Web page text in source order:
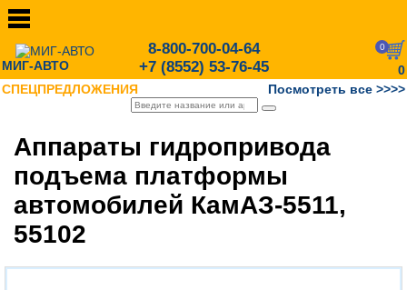
МИГ-АВТО
8-800-700-04-64
+7 (8552) 53-76-45
0
0
СПЕЦПРЕДЛОЖЕНИЯ
Посмотреть все >>>>
Аппараты гидропривода
подъема платформы
автомобилей КамАЗ-5511,
55102